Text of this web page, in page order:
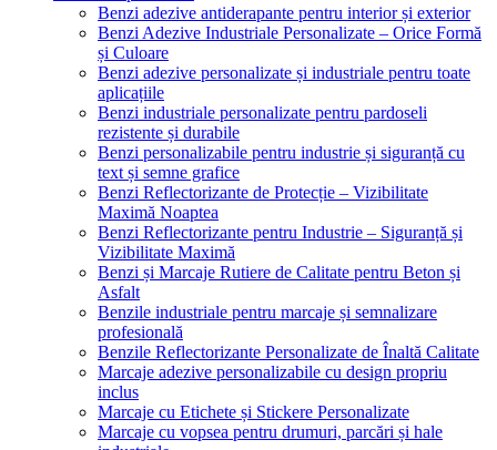
Benzi adezive antiderapante pentru interior și exterior
Benzi Adezive Industriale Personalizate – Orice Formă
și Culoare
Benzi adezive personalizate și industriale pentru toate
aplicațiile
Benzi industriale personalizate pentru pardoseli
rezistente și durabile
Benzi personalizabile pentru industrie și siguranță cu
text și semne grafice
Benzi Reflectorizante de Protecție – Vizibilitate
Maximă Noaptea
Benzi Reflectorizante pentru Industrie – Siguranță și
Vizibilitate Maximă
Benzi și Marcaje Rutiere de Calitate pentru Beton și
Asfalt
Benzile industriale pentru marcaje și semnalizare
profesională
Benzile Reflectorizante Personalizate de Înaltă Calitate
Marcaje adezive personalizabile cu design propriu
inclus
Marcaje cu Etichete și Stickere Personalizate
Marcaje cu vopsea pentru drumuri, parcări și hale